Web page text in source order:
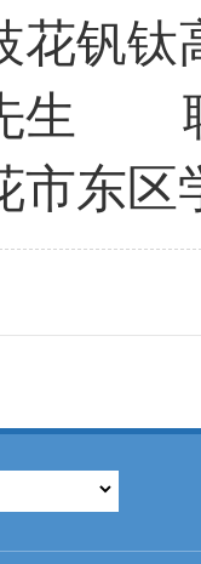
花钒钛
生
市东区